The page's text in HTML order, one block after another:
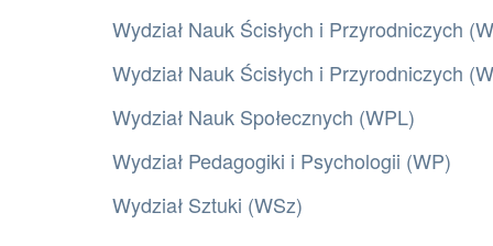
Wydział Nauk Ścisłych i Przyrodniczych
Wydział Nauk Ścisłych i Przyrodniczych
Wydział Nauk Społecznych (WPL)
Wydział Pedagogiki i Psychologii (WP)
Wydział Sztuki (WSz)